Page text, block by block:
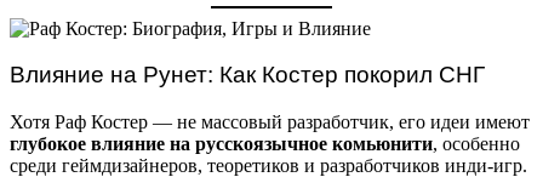
Влияние на Рунет: Как Костер покорил СНГ
Хотя Раф Костер — не массовый разработчик, его идеи имеют
глубокое влияние на русскоязычное комьюнити, особенно
среди геймдизайнеров, теоретиков и разработчиков инди-игр.